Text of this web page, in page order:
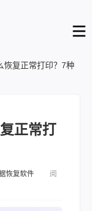
恢复正常打印？7种
正常打
恢复软件 阅